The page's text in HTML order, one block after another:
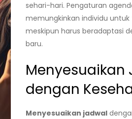
sehari-hari. Pengaturan
memungkinkan individu
meskipun harus beradaptasi
baru.
Menyesuaikan
dengan
Menyesuaikan jadwal